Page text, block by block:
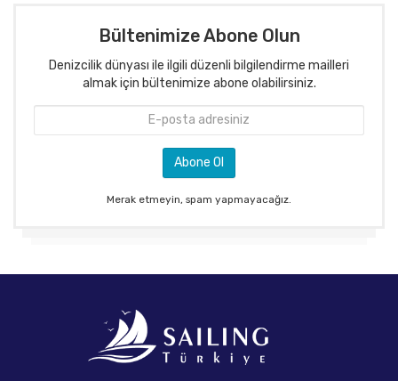
Bültenimize Abone Olun
Denizcilik dünyası ile ilgili düzenli bilgilendirme mailleri
almak için bültenimize abone olabilirsiniz.
Merak etmeyin, spam yapmayacağız.